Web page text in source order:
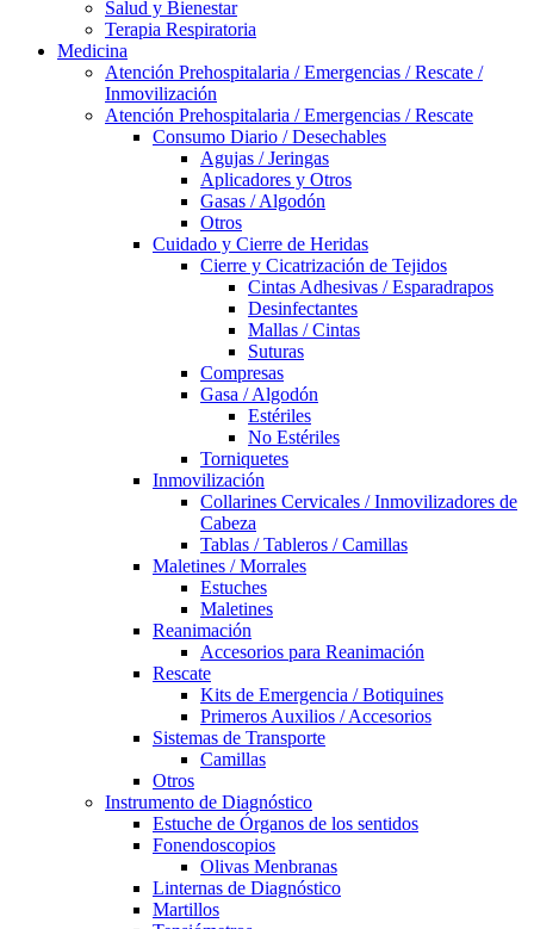
Salud y Bienestar
Terapia Respiratoria
Medicina
Atención Prehospitalaria / Emergencias / Rescate /
Inmovilización
Atención Prehospitalaria / Emergencias / Rescate
Consumo Diario / Desechables
Agujas / Jeringas
Aplicadores y Otros
Gasas / Algodón
Otros
Cuidado y Cierre de Heridas
Cierre y Cicatrización de Tejidos
Cintas Adhesivas / Esparadrapos
Desinfectantes
Mallas / Cintas
Suturas
Compresas
Gasa / Algodón
Estériles
No Estériles
Torniquetes
Inmovilización
Collarines Cervicales / Inmovilizadores de
Cabeza
Tablas / Tableros / Camillas
Maletines / Morrales
Estuches
Maletines
Reanimación
Accesorios para Reanimación
Rescate
Kits de Emergencia / Botiquines
Primeros Auxilios / Accesorios
Sistemas de Transporte
Camillas
Otros
Instrumento de Diagnóstico
Estuche de Órganos de los sentidos
Fonendoscopios
Olivas Menbranas
Linternas de Diagnóstico
Martillos